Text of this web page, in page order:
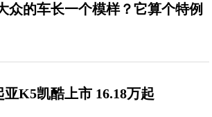
众的车长一个模样？它算个特例
亚K5凯酷上市 16.18万起